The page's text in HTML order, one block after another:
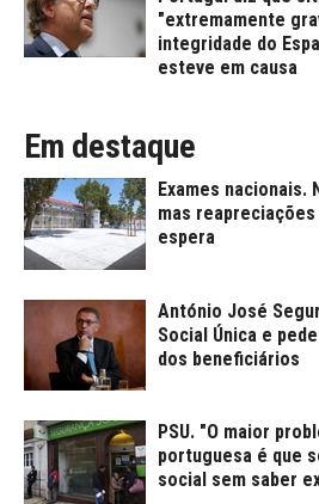
"extremamente
integridade do
esteve em causa
Em destaque
Exames nacionais.
mas
espera
António José
Social Única e
dos beneficiários
PSU. "O maior
portuguesa é que
social sem saber